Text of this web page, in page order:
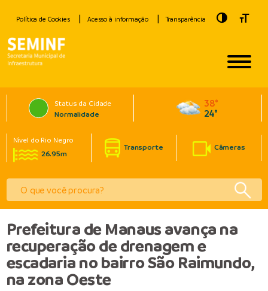
Política de Cookies Acesso à informação Transparência Toggle
Status da Cidade
Normalidade
38°
24°
Nível do Rio Negro
26.95m
Transporte Câmeras
Prefeitura de Manaus avança na
recuperação de drenagem e
escadaria no bairro São Raimundo,
na zona Oeste